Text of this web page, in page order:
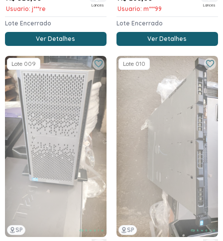
Usuario: j***re Lances
Lote Encerrado
Ver Detalhes
Usuario: m***99 Lances
Lote Encerrado
Ver Detalhes
SP
Lote 009
SP
Lote 010